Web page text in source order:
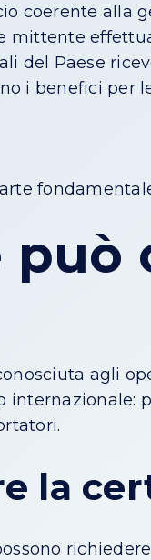
coerente alla
mittente
del Paese
i benefici per
agli
la